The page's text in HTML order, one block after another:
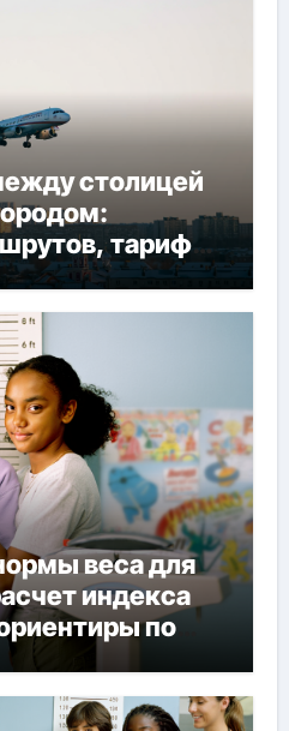
столицей
тарифы
веса для
индекса
по
и полу